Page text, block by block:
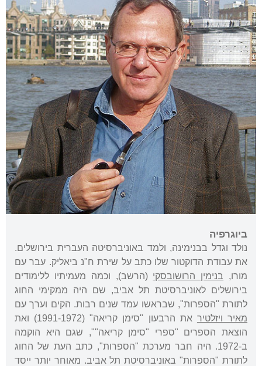
ביוגרפיה
נולד וגדל בבנימינה, ולמד באוניברסיטה העברית בירושלים.
את עבודת הדוקטור שלו כתב על שירת ח"נ ביאליק. עבר עם
מורו, בנימין הרושובסקי (הרשב), וכמה מעמיתיו ללימודים
בירושלים לאוניברסיטת תל אביב, שם היה ממקימי החוג
לתורת "הספרות", שבראשו עמד שנים רבות. הקים וערך עם
מאיר ויזלטיר
את הרבעון "סימן קריאה" (1991-1972) ואת
הוצאת הספרים "ספרי "סימן קריאה"", שגם היא הוקמה
ב-1972. היה חבר מערכת "הספרות", כתב העת של החוג
לתורת "הספרות" באוניברסיטת תל אביב. מאוחר יותר ייסד